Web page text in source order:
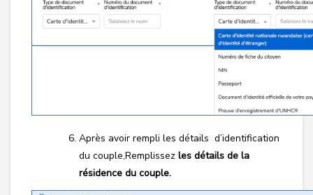
Après avoir rempli les détails d’identification
du couple,Remplissez les détails de la
résidence du couple.